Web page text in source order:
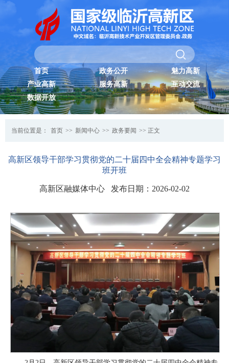
首页 政务公开
魅力高新
产业高新
服务高新
互动交流
数据开放
当前位置是： 首页 >> 新闻中心 >> 政务要闻 >> 正文
高新区领导干部学习贯彻党的二十届四中全会精神专题学习
班开班
高新区融媒体中心 发布日期：2026-02-02